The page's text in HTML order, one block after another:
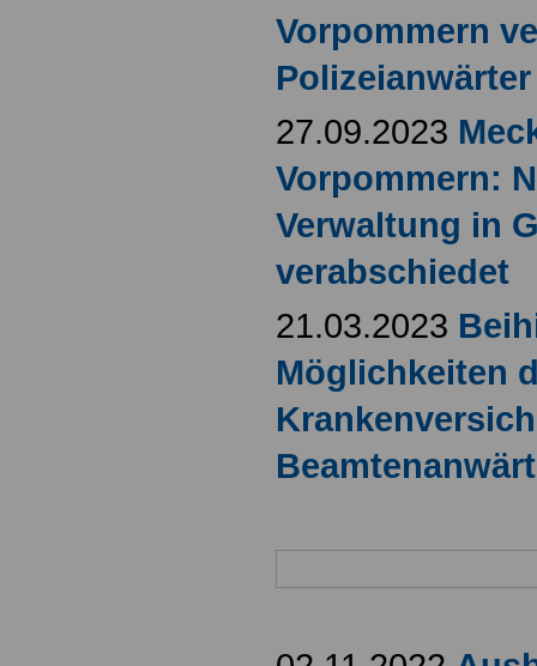
Vorpommern
27.09.2023
Vorpommern:
Verwaltung in
verabschiedet
21.03.2023
Möglichkeiten